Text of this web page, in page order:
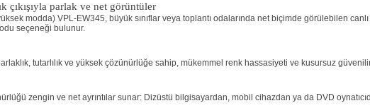
çıkışıyla parlak ve net görüntüler
modda) VPL-EW345, büyük sınıflar veya toplantı odalarında net biçimde görülebilen
seçeneği bulunur.
tutarlılık ve yüksek çözünürlüğe sahip, mükemmel renk hassasiyeti ve kusursuz
zengin ve net ayrıntılar sunar: Dizüstü bilgisayardan, mobil cihazdan ya da DVD